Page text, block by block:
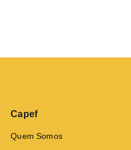
Capef
Quem Somos